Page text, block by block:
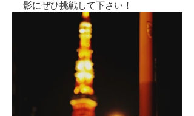
影にぜひ挑戦して下さい！